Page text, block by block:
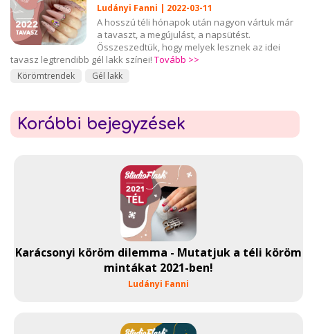
Ludányi Fanni | 2022-03-11
A hosszú téli hónapok után nagyon vártuk már
a tavaszt, a megújulást, a napsütést.
Összeszedtük, hogy melyek lesznek az idei
tavasz legtrendibb gél lakk színei! Tovább >>
Körömtrendek Gél lakk
Korábbi bejegyzések
Karácsonyi köröm dilemma - Mutatjuk a téli köröm
mintákat 2021-ben!
Ludányi Fanni